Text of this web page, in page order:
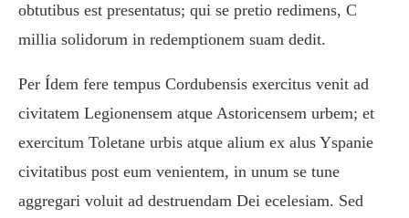
obtutibus est presentatus; qui se pretio redimens, C
millia solidorum in redemptionem suam dedit.
Per Ídem fere tempus Cordubensis exercitus venit ad
civitatem Legionensem atque Astoricensem urbem; et
exercitum Toletane urbis atque alium ex alus Yspanie
civitatibus post eum venientem, in unum se tune
aggregari voluit ad destruendam Dei ecelesiam. Sed